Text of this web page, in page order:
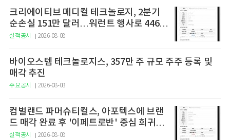
크리에이티브 메디컬 테크놀로지, 2분기
순손실 151만 달러…워런트 행사로 446만
달러 조달
실적공시 2026-08-08
바이오스템 테크놀로지스, 357만 주 규모 주주 등록 및
매각 추진
주요공시 2026-08-08
컴벌랜드 파머슈티컬스, 아포텍스에 브랜
드 매각 완료 후 '이페트로반' 중심 희귀질
환 치료제 개발 집중
실적공시 2026-08-08